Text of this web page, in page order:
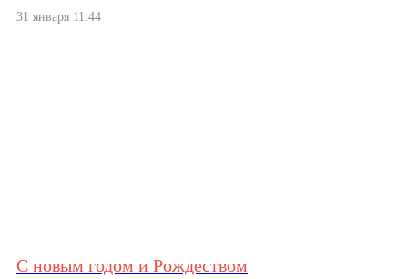
31 января 11:44
С новым годом и Рождеством